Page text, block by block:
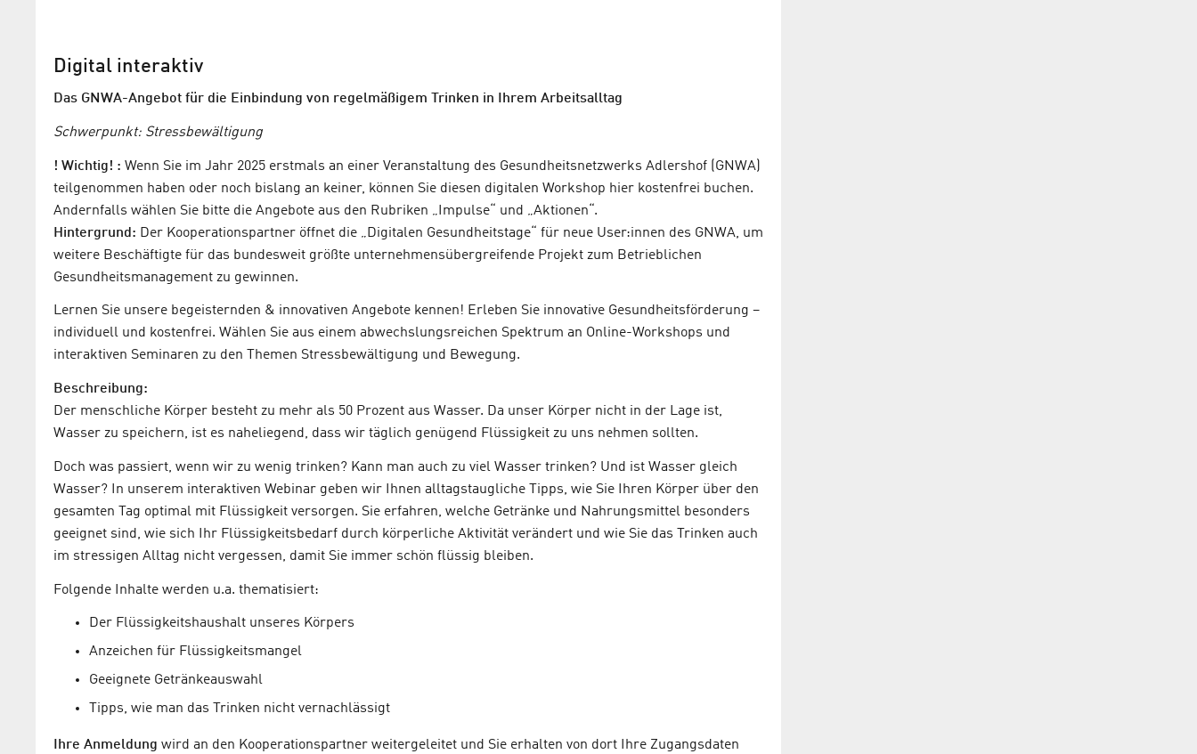
Digital interaktiv
Das GNWA-Angebot für die Einbindung von regelmäßigem Trinken in Ihrem Arbeitsalltag
Schwerpunkt: Stressbewältigung
! Wichtig! : Wenn Sie im Jahr 2025 erstmals an einer Veranstaltung des Gesundheitsnetzwerks Adlershof (GNWA)
teilgenommen haben oder noch bislang an keiner, können Sie diesen digitalen Workshop hier kostenfrei buchen.
Andernfalls wählen Sie bitte die Angebote aus den Rubriken „Impulse“ und „Aktionen“.
Hintergrund: Der Kooperationspartner öffnet die „Digitalen Gesundheitstage“ für neue User:innen des GNWA, um
weitere Beschäftigte für das bundesweit größte unternehmensübergreifende Projekt zum Betrieblichen
Gesundheitsmanagement zu gewinnen.
Lernen Sie unsere begeisternden & innovativen Angebote kennen! Erleben Sie innovative Gesundheitsförderung –
individuell und kostenfrei. Wählen Sie aus einem abwechslungsreichen Spektrum an Online-Workshops und
interaktiven Seminaren zu den Themen Stressbewältigung und Bewegung.
Beschreibung:
Der menschliche Körper besteht zu mehr als 50 Prozent aus Wasser. Da unser Körper nicht in der Lage ist,
Wasser zu speichern, ist es naheliegend, dass wir täglich genügend Flüssigkeit zu uns nehmen sollten.
Doch was passiert, wenn wir zu wenig trinken? Kann man auch zu viel Wasser trinken? Und ist Wasser gleich
Wasser? In unserem interaktiven Webinar geben wir Ihnen alltagstaugliche Tipps, wie Sie Ihren Körper über den
gesamten Tag optimal mit Flüssigkeit versorgen. Sie erfahren, welche Getränke und Nahrungsmittel besonders
geeignet sind, wie sich Ihr Flüssigkeitsbedarf durch körperliche Aktivität verändert und wie Sie das Trinken auch
im stressigen Alltag nicht vergessen, damit Sie immer schön flüssig bleiben.
Folgende Inhalte werden u.a. thematisiert:
Der Flüssigkeitshaushalt unseres Körpers
Anzeichen für Flüssigkeitsmangel
Geeignete Getränkeauswahl
Tipps, wie man das Trinken nicht vernachlässigt
Ihre Anmeldung wird an den Kooperationspartner weitergeleitet und Sie erhalten von dort Ihre Zugangsdaten